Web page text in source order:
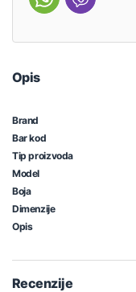
Opis
Brand
Bar kod
Tip proizvoda
Model
Boja
Dimenzije
Opis
Recenzije